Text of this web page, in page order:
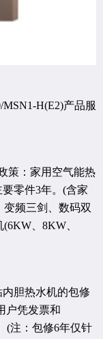
H(E2)产品服
：家用空气能热
零件3年。(含家
频三剑、数码双
、8KW、
胆热水机的包修
户凭发票和
(注：包修6年仅针